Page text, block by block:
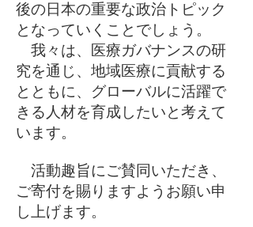
後の日本の重要な政治トピック
となっていくことでしょう。
我々は、医療ガバナンスの研
究を通じ、地域医療に貢献する
とともに、グローバルに活躍で
きる人材を育成したいと考えて
います。
活動趣旨にご賛同いただき、
ご寄付を賜りますようお願い申
し上げます。